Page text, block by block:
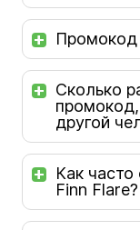
Промокод
Сколько
другой
Как
Finn Flare?